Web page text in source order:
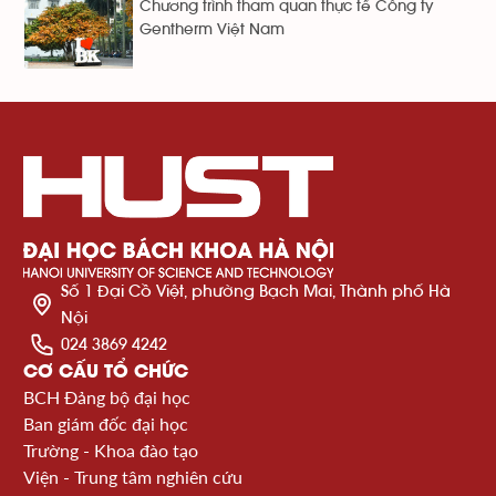
Chương trình tham quan thực tế Công ty
Gentherm Việt Nam
Số 1 Đại Cồ Việt, phường Bạch Mai, Thành phố Hà
Nội
024 3869 4242
CƠ CẤU TỔ CHỨC
BCH Đảng bộ đại học
Ban giám đốc đại học
Trường - Khoa đào tạo
Viện - Trung tâm nghiên cứu